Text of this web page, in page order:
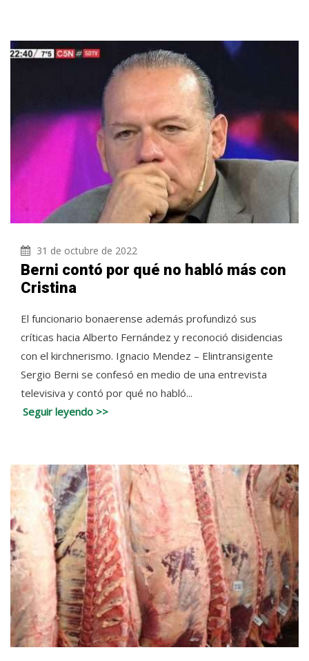
31 de octubre de 2022
Berni contó por qué no habló más con
Cristina
El funcionario bonaerense además profundizó sus
críticas hacia Alberto Fernández y reconoció disidencias
con el kirchnerismo. Ignacio Mendez – Elintransigente
Sergio Berni se confesó en medio de una entrevista
televisiva y contó por qué no habló...
Seguir leyendo >>